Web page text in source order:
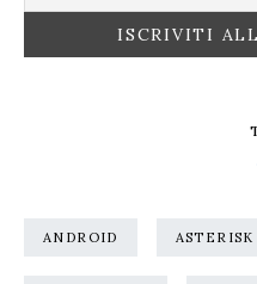
ANDROID ASTERISK